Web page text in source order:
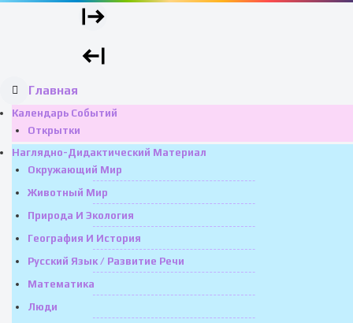
Главная
Календарь Событий
Открытки
Наглядно-Дидактический Материал
Окружающий Мир
Животный Мир
Природа И Экология
География И История
Русский Язык / Развитие Речи
Математика
Люди